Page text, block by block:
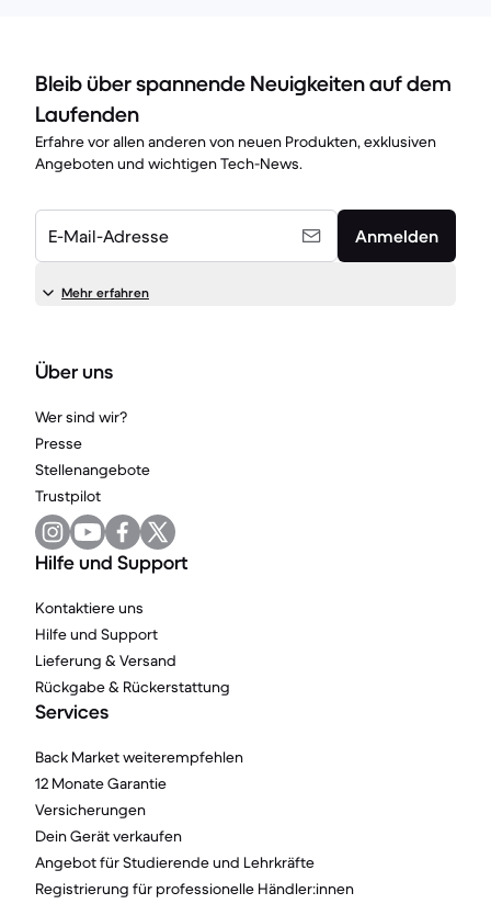
Bleib über spannende Neuigkeiten auf dem
Laufenden
Erfahre vor allen anderen von neuen Produkten, exklusiven
Angeboten und wichtigen Tech-News.
E-Mail-Adresse Anmelden
Mehr erfahren
Über uns
Wer sind wir?
Presse
Stellenangebote
Trustpilot
Hilfe und Support
Kontaktiere uns
Hilfe und Support
Lieferung & Versand
Rückgabe & Rückerstattung
Services
Back Market weiterempfehlen
12 Monate Garantie
Versicherungen
Dein Gerät verkaufen
Angebot für Studierende und Lehrkräfte
Registrierung für professionelle Händler:innen